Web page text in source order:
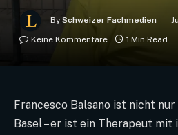
By Schweizer Fachmedien
Keine Kommentare
1 Min Read
Francesco Balsano ist nicht
Basel – er ist ein Therapeut